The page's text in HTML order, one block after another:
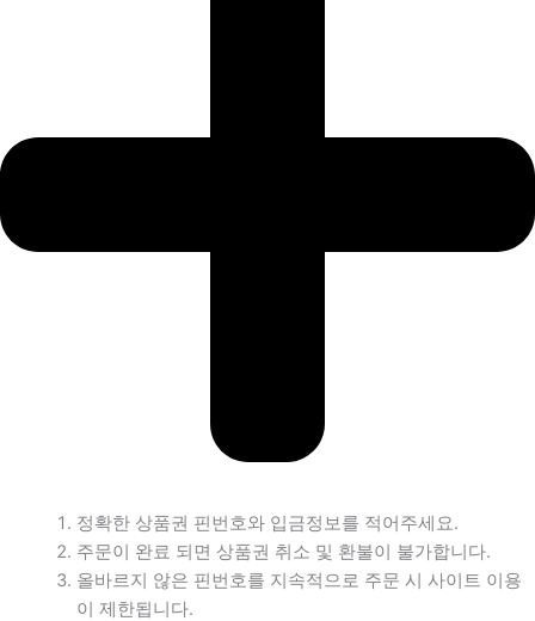
정확한 상품권 핀번호와 입금정보를 적어주세요.
주문이 완료 되면 상품권 취소 및 환불이 불가합니다.
올바르지 않은 핀번호를 지속적으로 주문 시 사이트 이용
이 제한됩니다.